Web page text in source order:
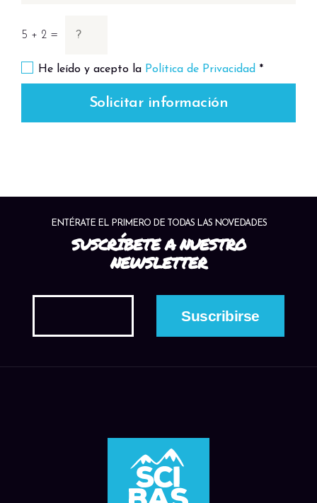
5 + 2 =
He leído y acepto la Política de Privacidad *
Solicitar información
ENTÉRATE EL PRIMERO DE TODAS LAS NOVEDADES
SUSCRÍBETE A NUESTRO
NEWSLETTER